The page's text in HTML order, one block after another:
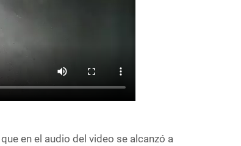
en el audio del video se alcanzó a